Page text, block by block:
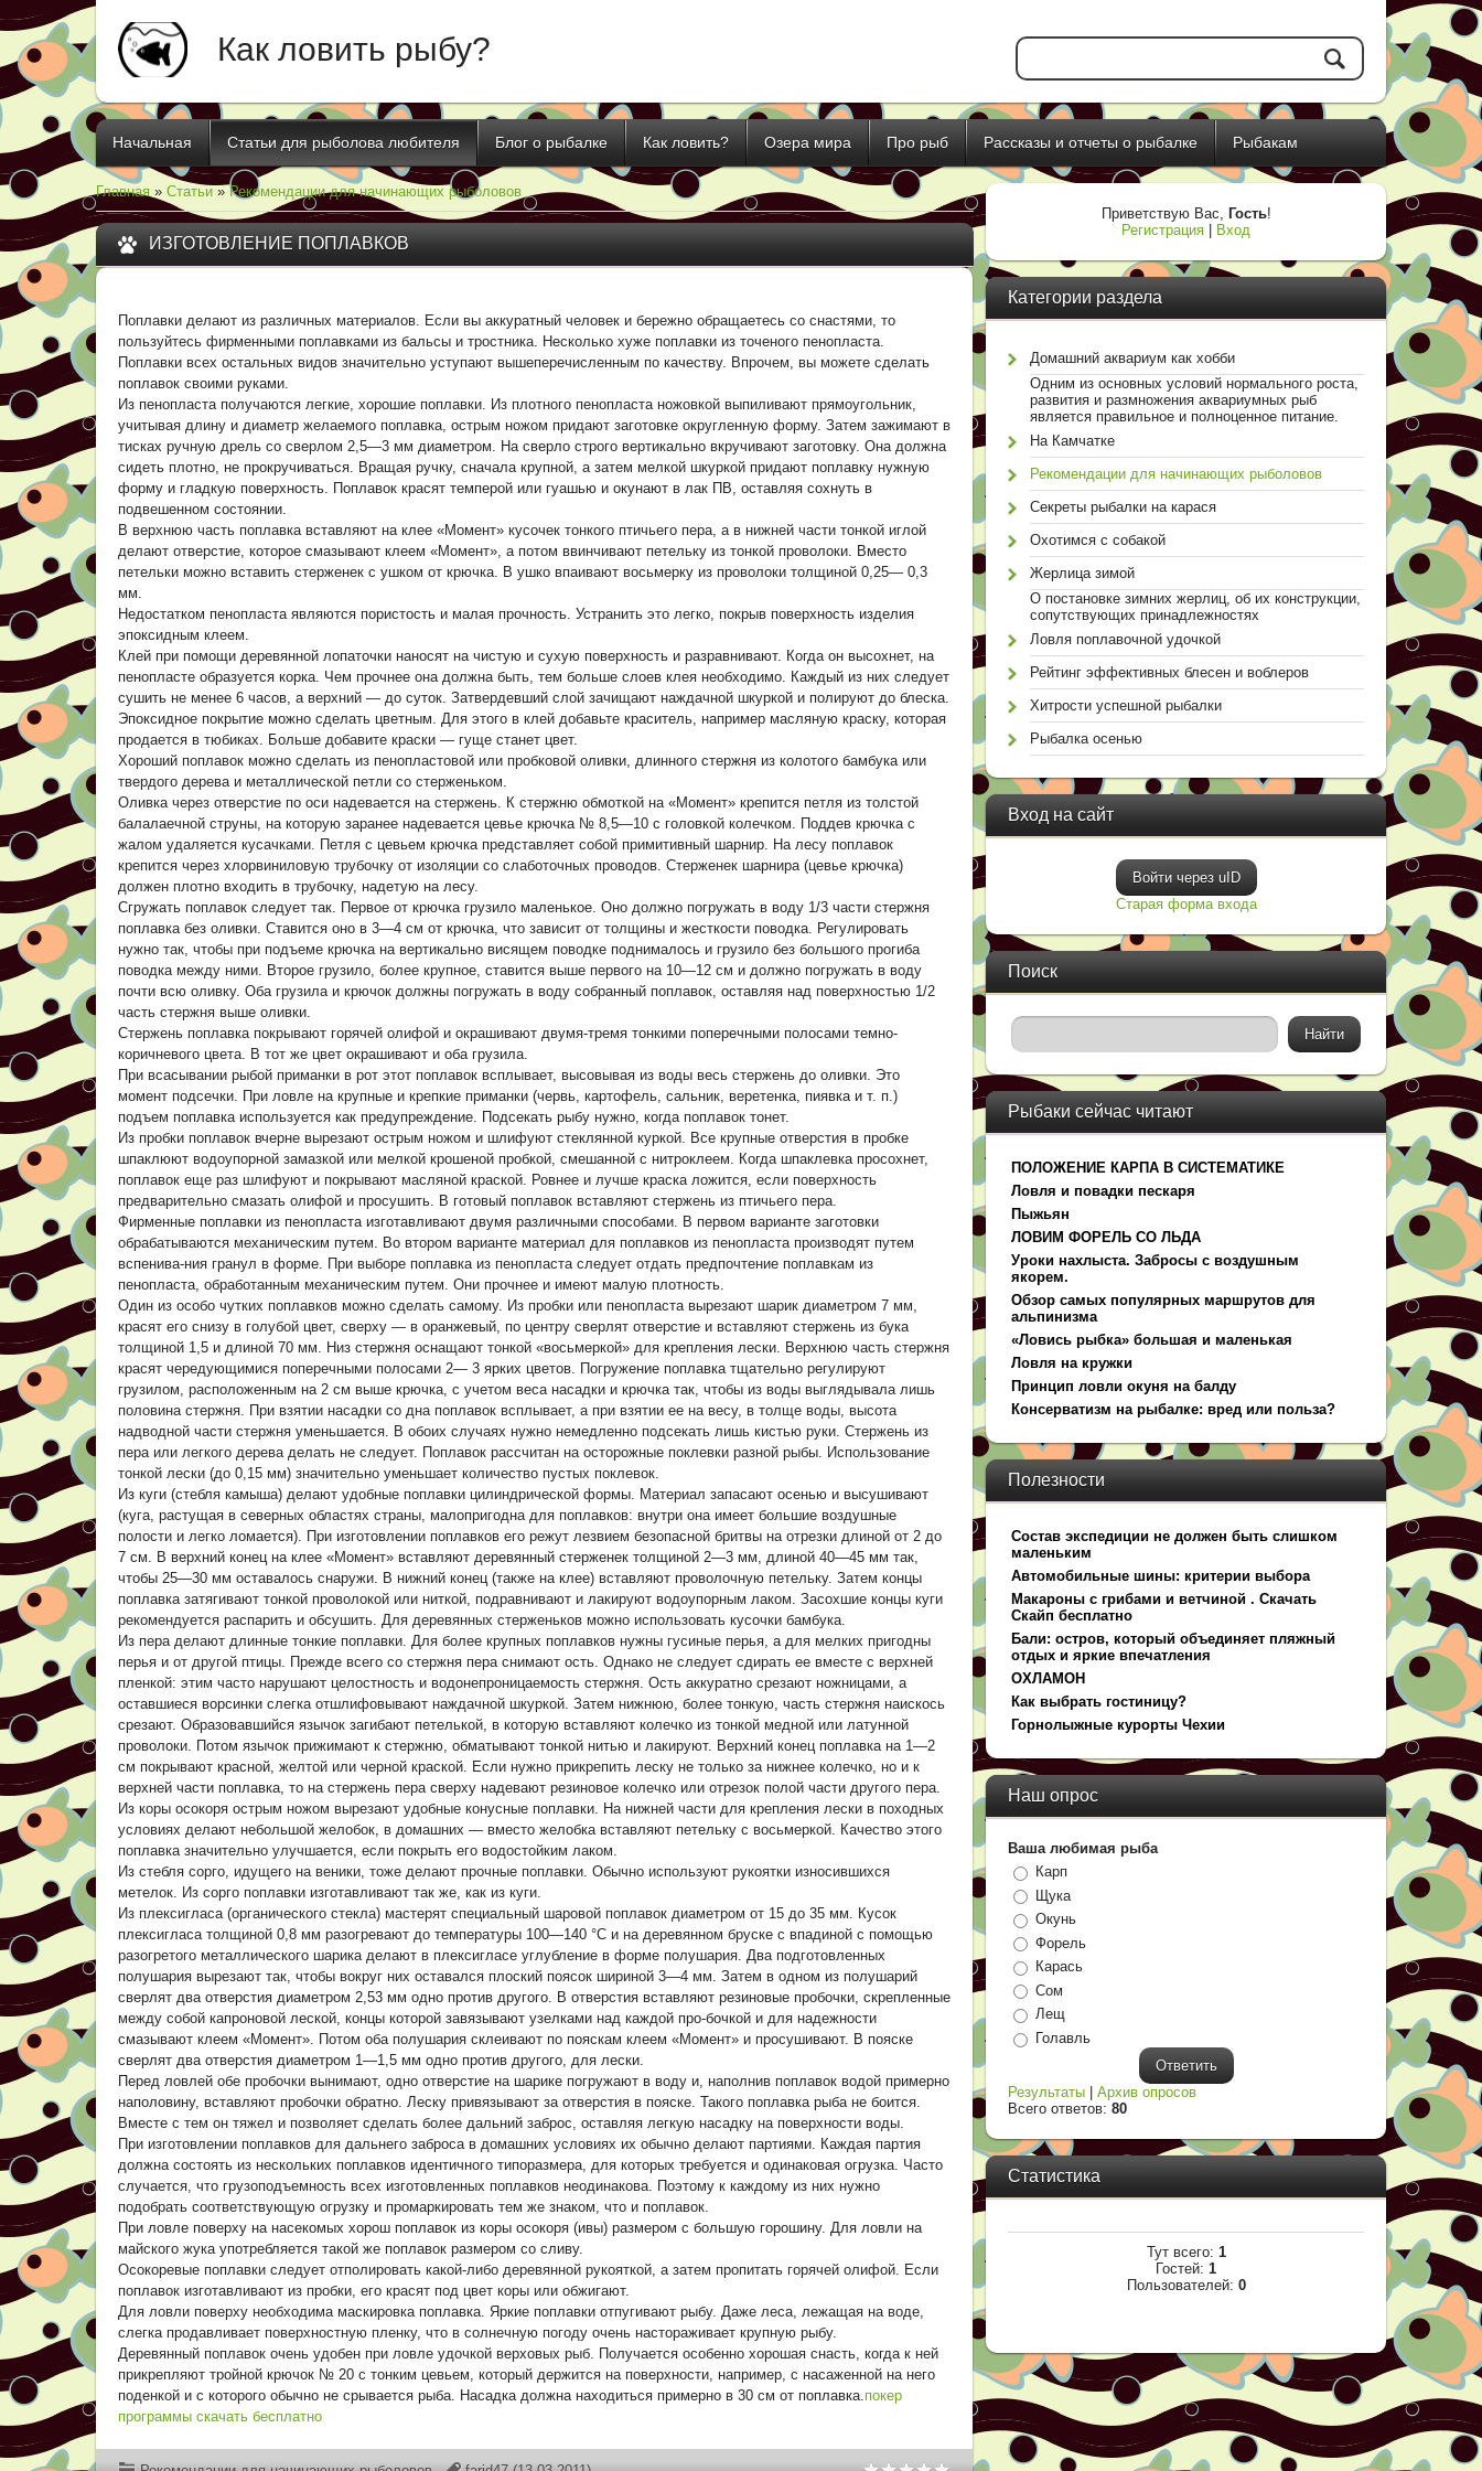
Как ловить рыбу?
Начальная Статьи для рыболова любителя Блог о рыбалке Как ловить? Озера мира Про рыб Рассказы и отчеты о рыбалке Рыбакам
Главная » Статьи » Рекомендации для начинающих рыболовов
ИЗГОТОВЛЕНИЕ ПОПЛАВКОВ
Поплавки делают из различных материалов. Если вы аккуратный человек и бережно обращаетесь со снастями, то
пользуйтесь фирменными поплавками из бальсы и тростника. Несколько хуже поплавки из точеного пенопласта.
Поплавки всех остальных видов значительно уступают вышеперечисленным по качеству. Впрочем, вы можете сделать
поплавок своими руками.
Из пенопласта получаются легкие, хорошие поплавки. Из плотного пенопласта ножовкой выпиливают прямоугольник,
учитывая длину и диаметр желаемого поплавка, острым ножом придают заготовке округленную форму. Затем зажимают в
тисках ручную дрель со сверлом 2,5—3 мм диаметром. На сверло строго вертикально вкручивают заготовку. Она должна
сидеть плотно, не прокручиваться. Вращая ручку, сначала крупной, а затем мелкой шкуркой придают поплавку нужную
форму и гладкую поверхность. Поплавок красят темперой или гуашью и окунают в лак ПВ, оставляя сохнуть в
подвешенном состоянии.
В верхнюю часть поплавка вставляют на клее «Момент» кусочек тонкого птичьего пера, а в нижней части тонкой иглой
делают отверстие, которое смазывают клеем «Момент», а потом ввинчивают петельку из тонкой проволоки. Вместо
петельки можно вставить стерженек с ушком от крючка. В ушко впаивают восьмерку из проволоки толщиной 0,25— 0,3
мм.
Недостатком пенопласта являются пористость и малая прочность. Устранить это легко, покрыв поверхность изделия
эпоксидным клеем.
Клей при помощи деревянной лопаточки наносят на чистую и сухую поверхность и разравнивают. Когда он высохнет, на
пенопласте образуется корка. Чем прочнее она должна быть, тем больше слоев клея необходимо. Каждый из них следует
сушить не менее 6 часов, а верхний — до суток. Затвердевший слой зачищают наждачной шкуркой и полируют до блеска.
Эпоксидное покрытие можно сделать цветным. Для этого в клей добавьте краситель, например масляную краску, которая
продается в тюбиках. Больше добавите краски — гуще станет цвет.
Хороший поплавок можно сделать из пенопластовой или пробковой оливки, длинного стержня из колотого бамбука или
твердого дерева и металлической петли со стерженьком.
Оливка через отверстие по оси надевается на стержень. К стержню обмоткой на «Момент» крепится петля из толстой
балалаечной струны, на которую заранее надевается цевье крючка № 8,5—10 с головкой колечком. Поддев крючка с
жалом удаляется кусачками. Петля с цевьем крючка представляет собой примитивный шарнир. На лесу поплавок
крепится через хлорвиниловую трубочку от изоляции со слаботочных проводов. Стерженек шарнира (цевье крючка)
должен плотно входить в трубочку, надетую на лесу.
Сгружать поплавок следует так. Первое от крючка грузило маленькое. Оно должно погружать в воду 1/3 части стержня
поплавка без оливки. Ставится оно в 3—4 см от крючка, что зависит от толщины и жесткости поводка. Регулировать
нужно так, чтобы при подъеме крючка на вертикально висящем поводке поднималось и грузило без большого прогиба
поводка между ними. Второе грузило, более крупное, ставится выше первого на 10—12 см и должно погружать в воду
почти всю оливку. Оба грузила и крючок должны погружать в воду собранный поплавок, оставляя над поверхностью 1/2
часть стержня выше оливки.
Стержень поплавка покрывают горячей олифой и окрашивают двумя-тремя тонкими поперечными полосами темно-
коричневого цвета. В тот же цвет окрашивают и оба грузила.
При всасывании рыбой приманки в рот этот поплавок всплывает, высовывая из воды весь стержень до оливки. Это
момент подсечки. При ловле на крупные и крепкие приманки (червь, картофель, сальник, веретенка, пиявка и т. п.)
подъем поплавка используется как предупреждение. Подсекать рыбу нужно, когда поплавок тонет.
Из пробки поплавок вчерне вырезают острым ножом и шлифуют стеклянной куркой. Все крупные отверстия в пробке
шпаклюют водоупорной замазкой или мелкой крошеной пробкой, смешанной с нитроклеем. Когда шпаклевка просохнет,
поплавок еще раз шлифуют и покрывают масляной краской. Ровнее и лучше краска ложится, если поверхность
предварительно смазать олифой и просушить. В готовый поплавок вставляют стержень из птичьего пера.
Фирменные поплавки из пенопласта изготавливают двумя различными способами. В первом варианте заготовки
обрабатываются механическим путем. Во втором варианте материал для поплавков из пенопласта производят путем
вспенива-ния гранул в форме. При выборе поплавка из пенопласта следует отдать предпочтение поплавкам из
пенопласта, обработанным механическим путем. Они прочнее и имеют малую плотность.
Один из особо чутких поплавков можно сделать самому. Из пробки или пенопласта вырезают шарик диаметром 7 мм,
красят его снизу в голубой цвет, сверху — в оранжевый, по центру сверлят отверстие и вставляют стержень из бука
толщиной 1,5 и длиной 70 мм. Низ стержня оснащают тонкой «восьмеркой» для крепления лески. Верхнюю часть стержня
красят чередующимися поперечными полосами 2— 3 ярких цветов. Погружение поплавка тщательно регулируют
грузилом, расположенным на 2 см выше крючка, с учетом веса насадки и крючка так, чтобы из воды выглядывала лишь
половина стержня. При взятии насадки со дна поплавок всплывает, а при взятии ее на весу, в толще воды, высота
надводной части стержня уменьшается. В обоих случаях нужно немедленно подсекать лишь кистью руки. Стержень из
пера или легкого дерева делать не следует. Поплавок рассчитан на осторожные поклевки разной рыбы. Использование
тонкой лески (до 0,15 мм) значительно уменьшает количество пустых поклевок.
Из куги (стебля камыша) делают удобные поплавки цилиндрической формы. Материал запасают осенью и высушивают
(куга, растущая в северных областях страны, малопригодна для поплавков: внутри она имеет большие воздушные
полости и легко ломается). При изготовлении поплавков его режут лезвием безопасной бритвы на отрезки длиной от 2 до
7 см. В верхний конец на клее «Момент» вставляют деревянный стерженек толщиной 2—3 мм, длиной 40—45 мм так,
чтобы 25—30 мм оставалось снаружи. В нижний конец (также на клее) вставляют проволочную петельку. Затем концы
поплавка затягивают тонкой проволокой или ниткой, подравнивают и лакируют водоупорным лаком. Засохшие концы куги
рекомендуется распарить и обсушить. Для деревянных стерженьков можно использовать кусочки бамбука.
Из пера делают длинные тонкие поплавки. Для более крупных поплавков нужны гусиные перья, а для мелких пригодны
перья и от другой птицы. Прежде всего со стержня пера снимают ость. Однако не следует сдирать ее вместе с верхней
пленкой: этим часто нарушают целостность и водонепроницаемость стержня. Ость аккуратно срезают ножницами, а
оставшиеся ворсинки слегка отшлифовывают наждачной шкуркой. Затем нижнюю, более тонкую, часть стержня наискось
срезают. Образовавшийся язычок загибают петелькой, в которую вставляют колечко из тонкой медной или латунной
проволоки. Потом язычок прижимают к стержню, обматывают тонкой нитью и лакируют. Верхний конец поплавка на 1—2
см покрывают красной, желтой или черной краской. Если нужно прикрепить леску не только за нижнее колечко, но и к
верхней части поплавка, то на стержень пера сверху надевают резиновое колечко или отрезок полой части другого пера.
Из коры осокоря острым ножом вырезают удобные конусные поплавки. На нижней части для крепления лески в походных
условиях делают небольшой желобок, в домашних — вместо желобка вставляют петельку с восьмеркой. Качество этого
поплавка значительно улучшается, если покрыть его водостойким лаком.
Из стебля сорго, идущего на веники, тоже делают прочные поплавки. Обычно используют рукоятки износившихся
метелок. Из сорго поплавки изготавливают так же, как из куги.
Из плексигласа (органического стекла) мастерят специальный шаровой поплавок диаметром от 15 до 35 мм. Кусок
плексигласа толщиной 0,8 мм разогревают до температуры 100—140 °С и на деревянном бруске с впадиной с помощью
разогретого металлического шарика делают в плексигласе углубление в форме полушария. Два подготовленных
полушария вырезают так, чтобы вокруг них оставался плоский поясок шириной 3—4 мм. Затем в одном из полушарий
сверлят два отверстия диаметром 2,53 мм одно против другого. В отверстия вставляют резиновые пробочки, скрепленные
между собой капроновой леской, концы которой завязывают узелками над каждой про-бочкой и для надежности
смазывают клеем «Момент». Потом оба полушария склеивают по пояскам клеем «Момент» и просушивают. В пояске
сверлят два отверстия диаметром 1—1,5 мм одно против другого, для лески.
Перед ловлей обе пробочки вынимают, одно отверстие на шарике погружают в воду и, наполнив поплавок водой примерно
наполовину, вставляют пробочки обратно. Леску привязывают за отверстия в пояске. Такого поплавка рыба не боится.
Вместе с тем он тяжел и позволяет сделать более дальний заброс, оставляя легкую насадку на поверхности воды.
При изготовлении поплавков для дальнего заброса в домашних условиях их обычно делают партиями. Каждая партия
должна состоять из нескольких поплавков идентичного типоразмера, для которых требуется и одинаковая огрузка. Часто
случается, что грузоподъемность всех изготовленных поплавков неодинакова. Поэтому к каждому из них нужно
подобрать соответствующую огрузку и промаркировать тем же знаком, что и поплавок.
При ловле поверху на насекомых хорош поплавок из коры осокоря (ивы) размером с большую горошину. Для ловли на
майского жука употребляется такой же поплавок размером со сливу.
Осокоревые поплавки следует отполировать какой-либо деревянной рукояткой, а затем пропитать горячей олифой. Если
поплавок изготавливают из пробки, его красят под цвет коры или обжигают.
Для ловли поверху необходима маскировка поплавка. Яркие поплавки отпугивают рыбу. Даже леса, лежащая на воде,
слегка продавливает поверхностную пленку, что в солнечную погоду очень настораживает крупную рыбу.
Деревянный поплавок очень удобен при ловле удочкой верховых рыб. Получается особенно хорошая снасть, когда к ней
прикрепляют тройной крючок № 20 с тонким цевьем, который держится на поверхности, например, с насаженной на него
поденкой и с которого обычно не срывается рыба. Насадка должна находиться примерно в 30 см от поплавка.покер
программы скачать бесплатно
Приветствую Вас, Гость!
Регистрация
Вход
Категории раздела
Домашний аквариум как хобби
Одним из основных условий нормального роста,
развития и размножения аквариумных рыб
является правильное и полноценное питание.
На Камчатке
Рекомендации для начинающих рыболовов
Секреты рыбалки на карася
Охотимся с собакой
Жерлица зимой
О постановке зимних жерлиц, об их конструкции,
сопутствующих принадлежностях
Ловля поплавочной удочкой
Рейтинг эффективных блесен и воблеров
Хитрости успешной рыбалки
Рыбалка осенью
Вход на сайт
Войти через uID
Старая форма входа
Поиск
Рыбаки сейчас читают
ПОЛОЖЕНИЕ КАРПА В СИСТЕМАТИКЕ
Ловля и повадки пескаря
Пыжьян
ЛОВИМ ФОРЕЛЬ СО ЛЬДА
Уроки нахлыста. Забросы с воздушным
якорем.
Обзор самых популярных маршрутов для
альпинизма
«Ловись рыбка» большая и маленькая
Ловля на кружки
Принцип ловли окуня на балду
Консерватизм на рыбалке: вред или польза?
Полезности
Состав экспедиции не должен быть слишком
маленьким
Автомобильные шины: критерии выбора
Макароны с грибами и ветчиной . Скачать
Скайп бесплатно
Бали: остров, который объединяет пляжный
отдых и яркие впечатления
ОХЛАМОН
Как выбрать гостиницу?
Горнолыжные курорты Чехии
Наш опрос
Ваша любимая рыба
Карп
Щука
Окунь
Форель
Карась
Сом
Лещ
Голавль
Результаты |Архив опросов
Всего ответов:80
Статистика
Тут всего: 1
Гостей: 1
Пользователей: 0